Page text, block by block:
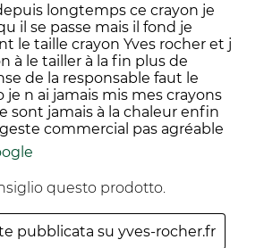
longtemps ce crayon je
il se passe mais il fond je
le taille crayon Yves rocher et j
à le tailler à la fin plus de
de la responsable faut le
n ai jamais mis mes crayons
sont jamais à la chaleur enfin
commercial pas agréable
questo prodotto.
pubblicata su yves-rocher.fr